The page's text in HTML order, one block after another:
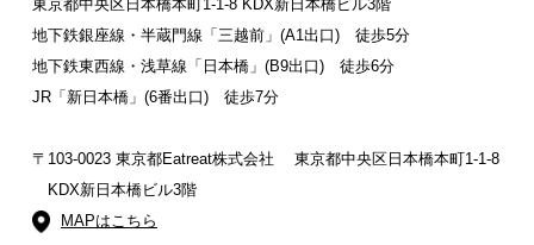
東京都中央区日本橋本町1-1-8 KDX新日本橋ビル3階
地下鉄銀座線・半蔵門線「三越前」(A1出口) 徒歩5分
地下鉄東西線・浅草線「日本橋」(B9出口) 徒歩6分
JR「新日本橋」(6番出口) 徒歩7分
〒103-0023 東京都Eatreat株式会社 東京都中央区日本橋本町1-1-8
KDX新日本橋ビル3階
MAPはこちら